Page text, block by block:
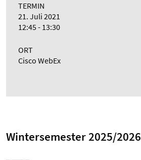
TERMIN
21. Juli 2021
12:45 - 13:30
ORT
Cisco WebEx
Wintersemester 2025/2026